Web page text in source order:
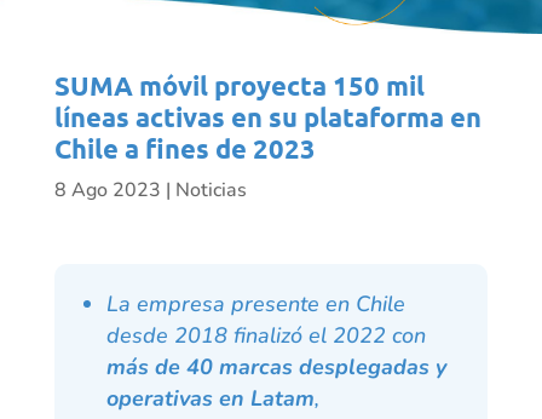
SUMA móvil proyecta 150 mil
líneas activas en su plataforma en
Chile a fines de 2023
8 Ago 2023 | Noticias
La empresa presente en Chile
desde 2018 finalizó el 2022 con
más de 40 marcas desplegadas y
operativas en Latam,